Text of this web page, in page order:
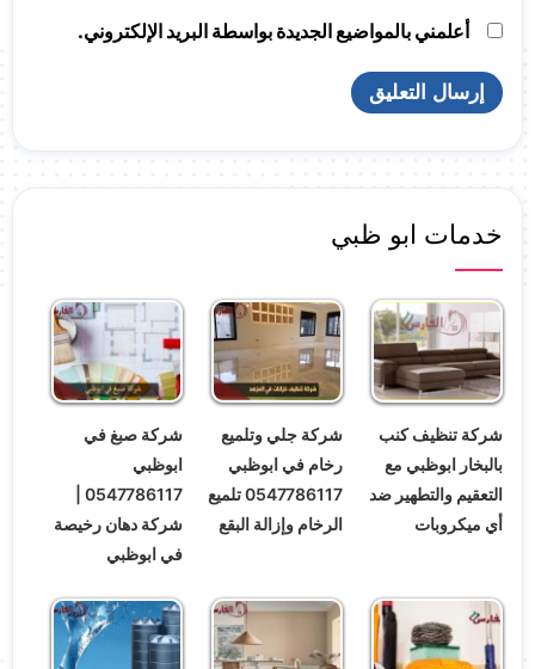
أعلمني بالمواضيع الجديدة بواسطة البريد الإلكتروني.
خدمات ابو ظبي
شركة تنظيف كنب
بالبخار ابوظبي مع
التعقيم والتطهير ضد
أي ميكروبات
شركة جلي وتلميع
رخام في ابوظبي
0547786117 تلميع
الرخام وإزالة البقع
شركة صبغ في
ابوظبي
0547786117 |
شركة دهان رخيصة
في ابوظبي